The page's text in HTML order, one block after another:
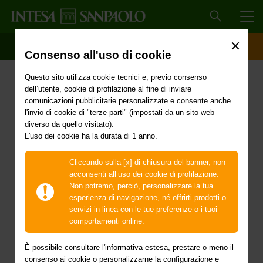
Consenso all'uso di cookie
Questo sito utilizza cookie tecnici e, previo consenso
dell’utente, cookie di profilazione al fine di inviare
comunicazioni pubblicitarie personalizzate e consente anche
l'invio di cookie di "terze parti" (impostati da un sito web
diverso da quello visitato).
L'uso dei cookie ha la durata di 1 anno.
Cliccando sulla [x] di chiusura del banner, non
acconsenti all’uso dei cookie di profilazione.
Non potremo, perciò, personalizzare la tua
esperienza di navigazione, né offrirti prodotti o
servizi in linea con le tue preferenze o i tuoi
comportamenti online.
È possibile consultare l'informativa estesa, prestare o meno il
consenso ai cookie o personalizzarne la configurazione e
Delibera del Consiglio dei
Ministri del 15 ottobre
2024 - Proroga dello stato
di emergenza in
conseguenza
dell’eccezionale evento
meteorologico verificatosi
il giorno 13 agosto 2023